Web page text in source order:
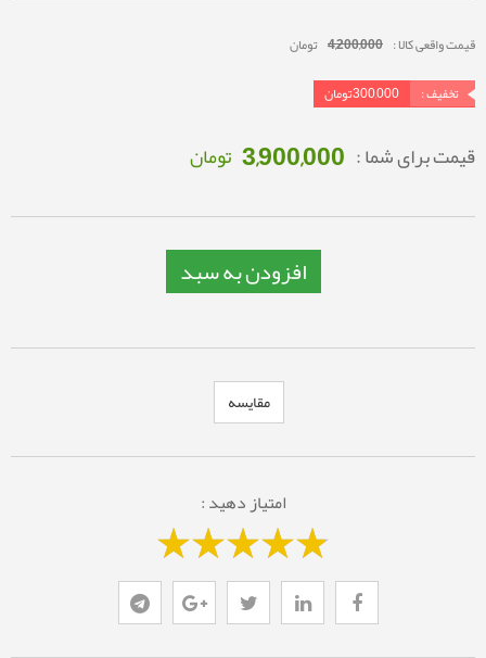
قیمت واقعی کالا : 4,200,000 تومان
تخفیف :
300,000تومان
قیمت برای شما : 3,900,000 تومان
افزودن به سبد
مقایسه
امتیاز دهید :